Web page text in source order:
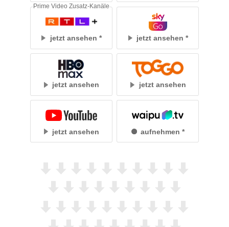
jetzt ansehen
Prime Video Zusatz-Kanäle
jetzt ansehen
jetzt ansehen jetzt ansehen
jetzt ansehen aufnehmen